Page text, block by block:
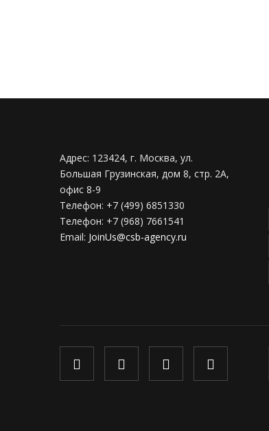
Адрес: 123424, г. Москва, ул.
Большая Грузинская, дом 8, стр. 2А,
офис 8-9
Телефон: +7 (499) 6851330
Телефон: +7 (968) 7661541
Email: JoinUs@csb-agency.ru